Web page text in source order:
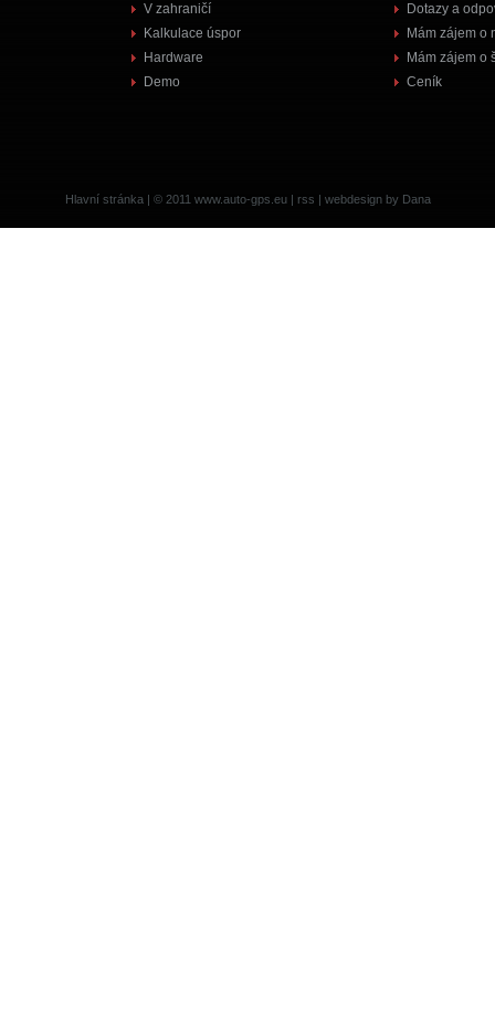
V zahraničí
Kalkulace úspor
Hardware
Demo
Dotazy a
Mám zájem o
Mám zájem o
Ceník
Hlavní stránka | © 2011 www.auto-gps.eu| rss | webdesign by Dana